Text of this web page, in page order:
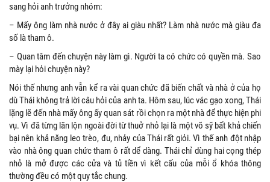
sang hỏi anh trưởng nhóm:
– Mấy ông làm nhà nước ở đây ai giàu nhất? Làm nhà nước mà giàu đa
số là tham ô.
– Quan tâm đến chuyện này làm gì. Người ta có chức có quyền mà. Sao
mày lại hỏi chuyện này?
Nói thế nhưng anh vẫn kể ra vài quan chức đã biến chất và nhà ở của họ
dù Thái không trả lời câu hỏi của anh ta. Hôm sau, lúc vác gạo xong, Thái
lặng lẽ đến nhà mấy ông ấy quan sát rồi chọn ra một nhà để thực hiện phi
vụ. Vì đã từng lăn lộn ngoài đời từ thuở nhỏ lại là một võ sỹ bất khả chiến
bại nên khả năng leo trèo, đu, nhảy của Thái rất giỏi. Vì thế anh đột nhập
vào nhà ông quan chức tham ô rất dể dàng. Thái chỉ dùng hai cọng thép
nhỏ là mở được các cửa và tủ tiền vì kết cấu của mỗi ổ khóa thông
thường đều có một quy tắc chung.